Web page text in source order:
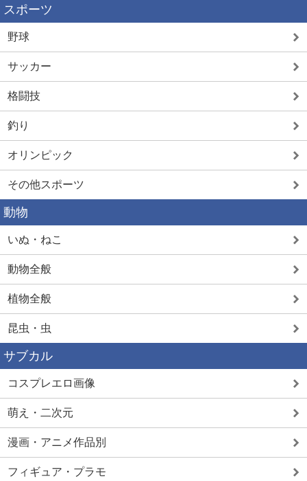
スポーツ
野球
サッカー
格闘技
釣り
オリンピック
その他スポーツ
動物
いぬ・ねこ
動物全般
植物全般
昆虫・虫
サブカル
コスプレエロ画像
萌え・二次元
漫画・アニメ作品別
フィギュア・プラモ